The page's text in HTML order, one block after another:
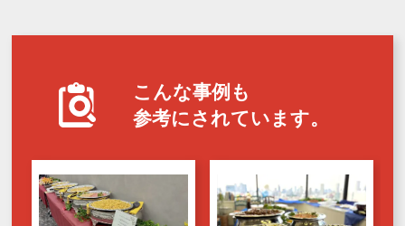
こんな事例も
参考にされています。